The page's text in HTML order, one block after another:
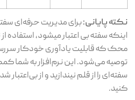
پایانی:برای مدیریت حرفه‌ای
سفته بی اعتبار میشود، استفاده از
که قابلیت یادآوری خودکار سررسید
می‌شود. این نرم‌افزار به شما کمک
را از قلم نیندازید و از بی‌اعتبار